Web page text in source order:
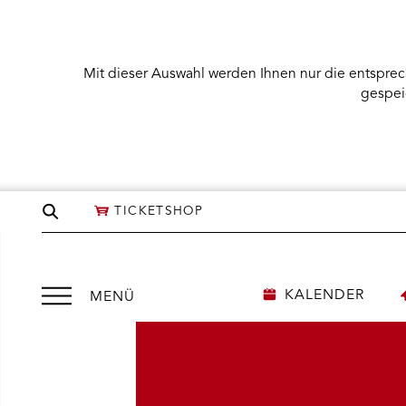
Seite
TICKETSHOP
Mit dieser Auswahl werden Ihnen nur die
MENÜ
Menü
KALENDER